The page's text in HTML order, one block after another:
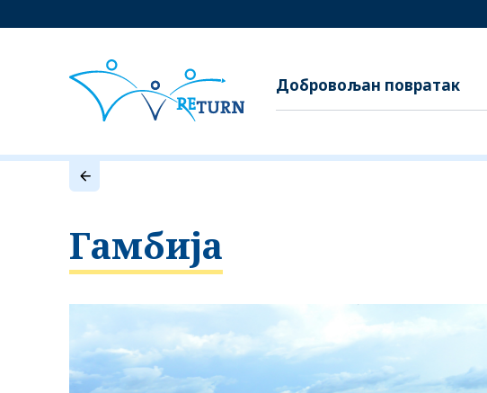
Добровољан повратак
Гамбија